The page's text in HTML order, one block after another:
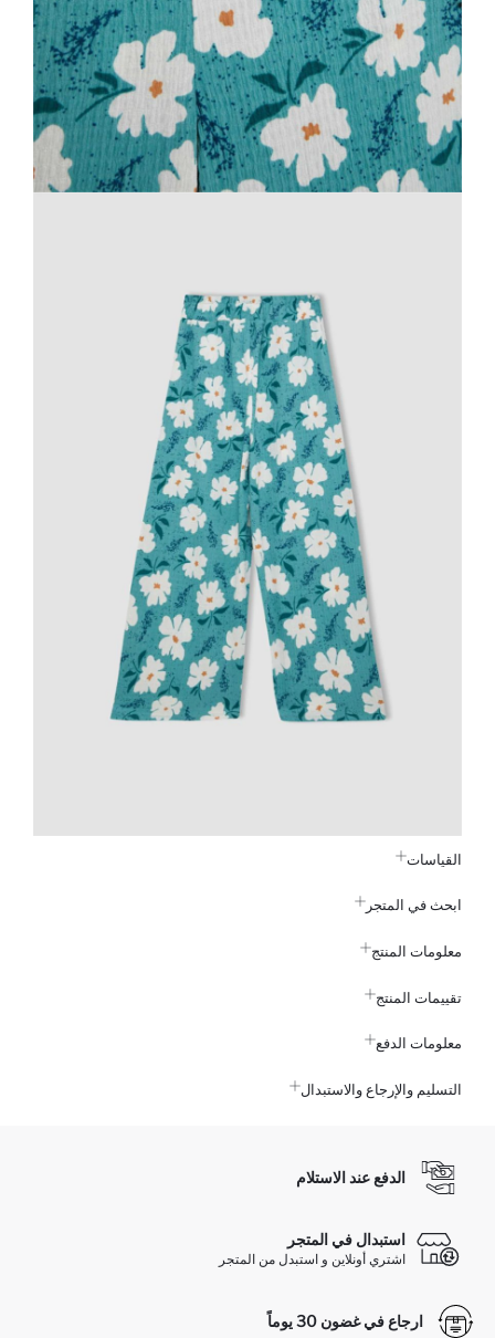
القياسات
ابحث في المتجر
معلومات المنتج
تقييمات المنتج
معلومات الدفع
التسليم والإرجاع والاستبدال
الدفع عند الاستلام
استبدال في المتجر
اشتري أونلاين و استبدل من المتجر
ارجاع في غضون 30 يوماً